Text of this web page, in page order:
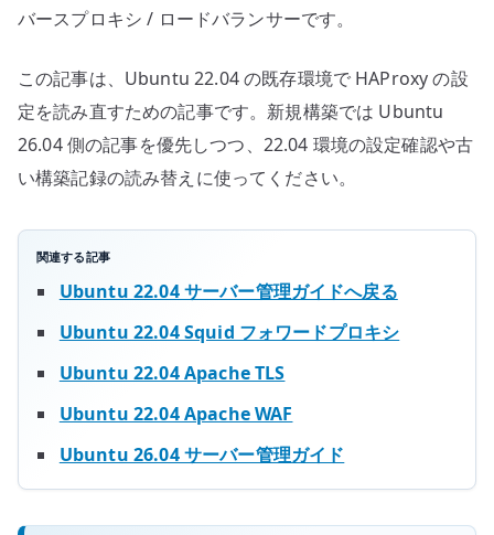
バースプロキシ / ロードバランサーです。
この記事は、Ubuntu 22.04 の既存環境で HAProxy の設
定を読み直すための記事です。新規構築では Ubuntu
26.04 側の記事を優先しつつ、22.04 環境の設定確認や古
い構築記録の読み替えに使ってください。
関連する記事
Ubuntu 22.04 サーバー管理ガイドへ戻る
Ubuntu 22.04 Squid フォワードプロキシ
Ubuntu 22.04 Apache TLS
Ubuntu 22.04 Apache WAF
Ubuntu 26.04 サーバー管理ガイド